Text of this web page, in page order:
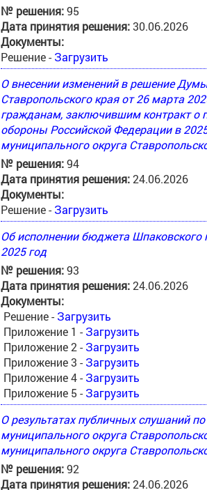
№ решения:95
Дата принятия решения:30.06.2026
Документы:
Решение - Загрузить
О внесении изменений в решение
Ставропольского края от 26 марта
гражданам, заключившим контракт о
обороны Российской Федерации в
муниципального округа
№ решения:94
Дата принятия решения:24.06.2026
Документы:
Решение - Загрузить
Об исполнении бюджета Шпаковского
2025 год
№ решения:93
Дата принятия решения:24.06.2026
Документы:
Решение - Загрузить
Приложение 1 - Загрузить
Приложение 2 - Загрузить
Приложение 3 - Загрузить
Приложение 4 - Загрузить
Приложение 5 - Загрузить
О результатах публичных слушаний
муниципального округа
муниципального округа
№ решения:92
Дата принятия решения:24.06.2026